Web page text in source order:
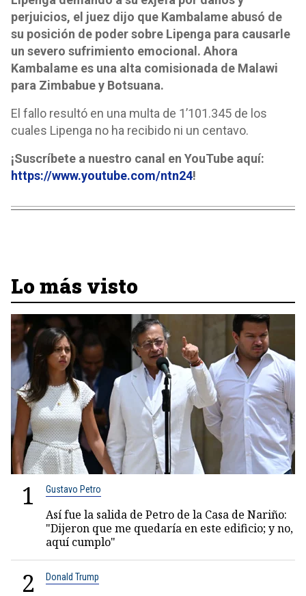
perjuicios, el juez dijo que Kambalame abusó de
su posición de poder sobre Lipenga para causarle
un severo sufrimiento emocional. Ahora
Kambalame es una alta comisionada de Malawi
para Zimbabue y Botsuana.
El fallo resultó en una multa de 1’101.345 de los
cuales Lipenga no ha recibido ni un centavo.
¡Suscríbete a nuestro canal en YouTube aquí:
https://www.youtube.com/ntn24!
Lo más visto
1 Gustavo Petro
Así fue la salida de Petro de la Casa de Nariño:
"Dijeron que me quedaría en este edificio; y no,
aquí cumplo"
2 Donald Trump